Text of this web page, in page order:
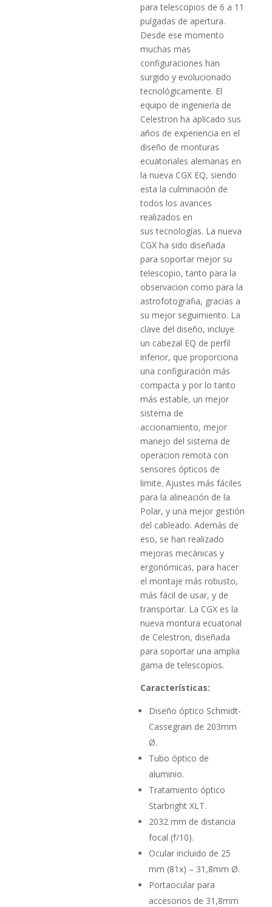
para telescopios de 6 a 11
pulgadas de apertura.
Desde ese momento
muchas mas
configuraciones han
surgido y evolucionado
tecnológicamente. El
equipo de ingeniería de
Celestron ha aplicado sus
años de experiencia en el
diseño de monturas
ecuatoriales alemanas en
la nueva CGX EQ, siendo
esta la culminación de
todos los avances
realizados en
sus tecnologías. La nueva
CGX ha sido diseñada
para soportar mejor su
telescopio, tanto para la
observacion como para la
astrofotografia, gracias a
su mejor seguimiento. La
clave del diseño, incluye
un cabezal EQ de perfil
inferior, que proporciona
una configuración más
compacta y por lo tanto
más estable, un mejor
sistema de
accionamiento, mejor
manejo del sistema de
operacion remota con
sensores ópticos de
limite. Ajustes más fáciles
para la alineación de la
Polar, y una mejor gestión
del cableado. Además de
eso, se han realizado
mejoras mecánicas y
ergonómicas, para hacer
el montaje más robusto,
más fácil de usar, y de
transportar. La CGX es la
nueva montura ecuatorial
de Celestron, diseñada
para soportar una amplia
gama de telescopios.
Características:
Diseño óptico Schmidt-
Cassegrain de 203mm
Ø.
Tubo óptico de
aluminio.
Tratamiento óptico
Starbright XLT.
2032 mm de distancia
focal (f/10).
Ocular incluido de 25
mm (81x) – 31,8mm Ø.
Portaocular para
accesorios de 31,8mm